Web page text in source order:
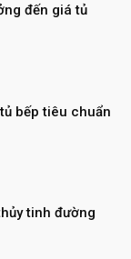
đến giá tủ
bếp tiêu chuẩn
tinh đường